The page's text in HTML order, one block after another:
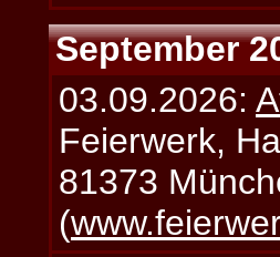
September
03.09.2026:
Feierwerk,
81373
(